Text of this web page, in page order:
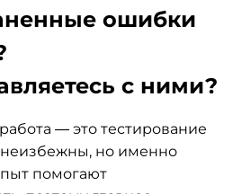
ошибки
с ними?
— это тестирование
но именно
помогают